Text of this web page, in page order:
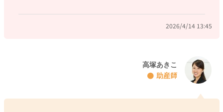
不足していることで、夜起きてしまう原因になることもありま
お家の中でも積極的に身体を使った遊びをなさったり、お散歩
などでおうちの中とは異なる刺激を受けると、その分疲れてよ
試しになってみてくださいね。
2026/4/14 13:45
高塚あきこ
助産師